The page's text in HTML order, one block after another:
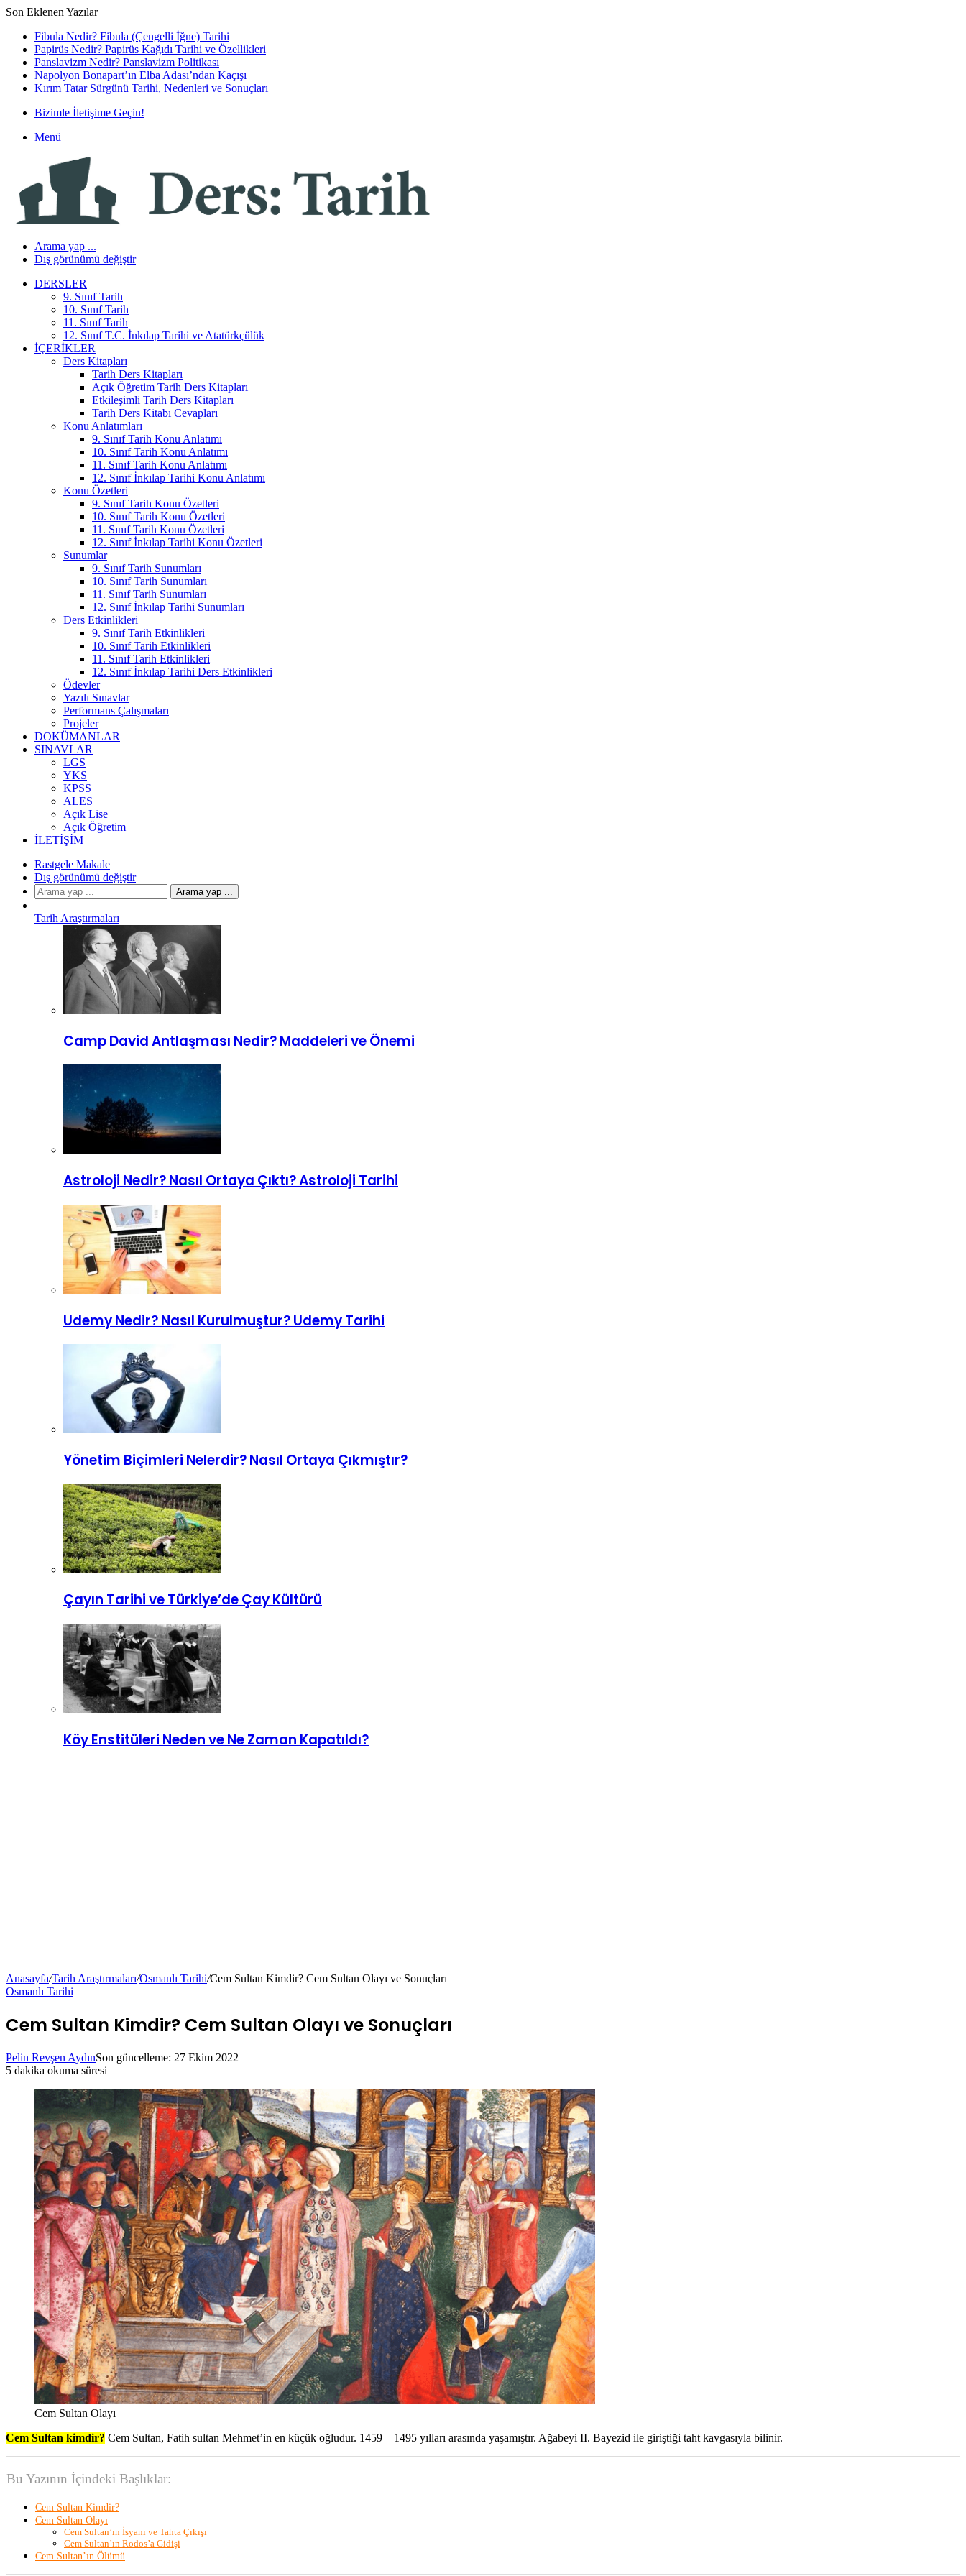
Son Eklenen Yazılar
Fibula Nedir? Fibula (Çengelli İğne) Tarihi
Papirüs Nedir? Papirüs Kağıdı Tarihi ve Özellikleri
Panslavizm Nedir? Panslavizm Politikası
Napolyon Bonapart’ın Elba Adası’ndan Kaçışı
Kırım Tatar Sürgünü Tarihi, Nedenleri ve Sonuçları
Bizimle İletişime Geçin!
Menü
Arama yap ...
Dış görünümü değiştir
DERSLER
9. Sınıf Tarih
10. Sınıf Tarih
11. Sınıf Tarih
12. Sınıf T.C. İnkılap Tarihi ve Atatürkçülük
İÇERIKLER
Ders Kitapları
Tarih Ders Kitapları
Açık Öğretim Tarih Ders Kitapları
Etkileşimli Tarih Ders Kitapları
Tarih Ders Kitabı Cevapları
Konu Anlatımları
9. Sınıf Tarih Konu Anlatımı
10. Sınıf Tarih Konu Anlatımı
11. Sınıf Tarih Konu Anlatımı
12. Sınıf İnkılap Tarihi Konu Anlatımı
Konu Özetleri
9. Sınıf Tarih Konu Özetleri
10. Sınıf Tarih Konu Özetleri
11. Sınıf Tarih Konu Özetleri
12. Sınıf İnkılap Tarihi Konu Özetleri
Sunumlar
9. Sınıf Tarih Sunumları
10. Sınıf Tarih Sunumları
11. Sınıf Tarih Sunumları
12. Sınıf İnkılap Tarihi Sunumları
Ders Etkinlikleri
9. Sınıf Tarih Etkinlikleri
10. Sınıf Tarih Etkinlikleri
11. Sınıf Tarih Etkinlikleri
12. Sınıf İnkılap Tarihi Ders Etkinlikleri
Ödevler
Yazılı Sınavlar
Performans Çalışmaları
Projeler
DOKÜMANLAR
SINAVLAR
LGS
YKS
KPSS
ALES
Açık Lise
Açık Öğretim
İLETIŞIM
Rastgele Makale
Dış görünümü değiştir
Arama yap ...
Tarih Araştırmaları
Camp David Antlaşması Nedir? Maddeleri ve Önemi
Astroloji Nedir? Nasıl Ortaya Çıktı? Astroloji Tarihi
Udemy Nedir? Nasıl Kurulmuştur? Udemy Tarihi
Yönetim Biçimleri Nelerdir? Nasıl Ortaya Çıkmıştır?
Çayın Tarihi ve Türkiye’de Çay Kültürü
Köy Enstitüleri Neden ve Ne Zaman Kapatıldı?
Anasayfa/Tarih Araştırmaları/Osmanlı Tarihi/Cem Sultan Kimdir? Cem Sultan Olayı ve Sonuçları
Osmanlı Tarihi
Cem Sultan Kimdir? Cem Sultan Olayı ve Sonuçları
Pelin Revşen AydınSon güncelleme: 27 Ekim 2022
5 dakika okuma süresi
Cem Sultan Olayı
Cem Sultan kimdir? Cem Sultan, Fatih sultan Mehmet’in en küçük oğludur. 1459 – 1495 yılları arasında yaşamıştır. Ağabeyi II. Bayezid ile giriştiği taht kavgasıyla bilinir.
Bu Yazının İçindeki Başlıklar:
Cem Sultan Kimdir?
Cem Sultan Olayı
Cem Sultan’ın İsyanı ve Tahta Çıkışı
Cem Sultan’ın Rodos’a Gidişi
Cem Sultan’ın Ölümü